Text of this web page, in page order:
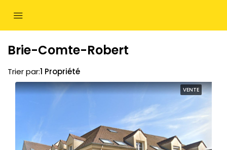
Brie-Comte-Robert
1 Propriété
Trier par:
VENTE